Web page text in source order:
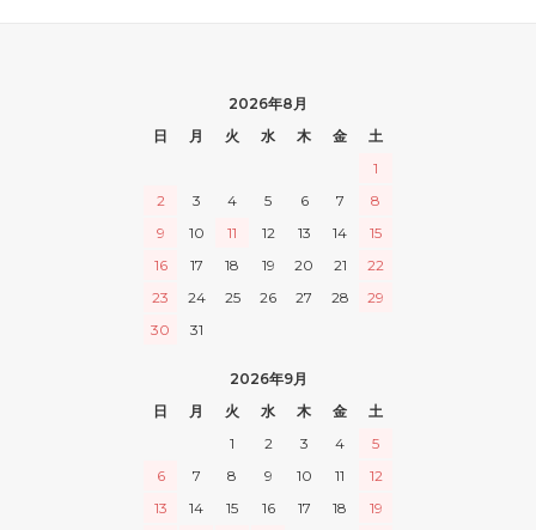
2026年8月
日
月 火 水 木 金
土
1
2
3 4 5 6 7
8
9
10 11 12 13 14
15
16
17 18 19 20 21
22
23
24 25 26 27 28
29
30
31
2026年9月
日
月 火 水 木 金
土
1
2 3 4
5
6
7 8 9 10 11
12
13
14 15 16 17 18
19